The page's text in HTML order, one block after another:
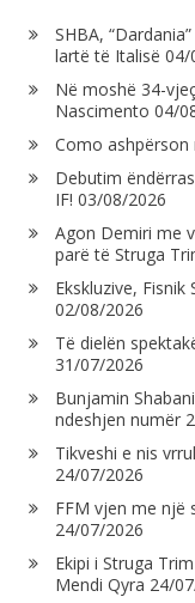
SHBA,
lartë të Italisë 04/
Në moshë 34-
Nascimento 04/
Como ashpërson
Debutim
IF! 03/08/2026
Agon Demiri me
parë të Struga
Ekskluzive, Fisnik
02/08/2026
Të dielën
31/07/2026
Bunjamin
ndeshjen numër
Tikveshi e nis
24/07/2026
FFM vjen me një
24/07/2026
Ekipi i Struga
Mendi Qyra 24/